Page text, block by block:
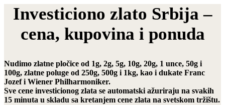
Investiciono zlato Srbija –
cena, kupovina i ponuda
Nudimo zlatne pločice od 1g, 2g, 5g, 10g, 20g, 1 unce, 50g i
100g, zlatne poluge od 250g, 500g i 1kg, kao i dukate Franc
Jozef i Wiener Philharmoniker.
Sve cene investicionog zlata se automatski ažuriraju na svakih
15 minuta u skladu sa kretanjem cene zlata na svetskom tržištu.